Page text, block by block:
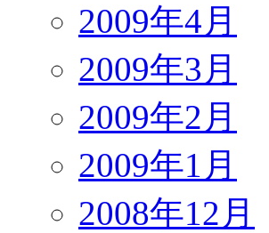
2009年4月
2009年3月
2009年2月
2009年1月
2008年12月